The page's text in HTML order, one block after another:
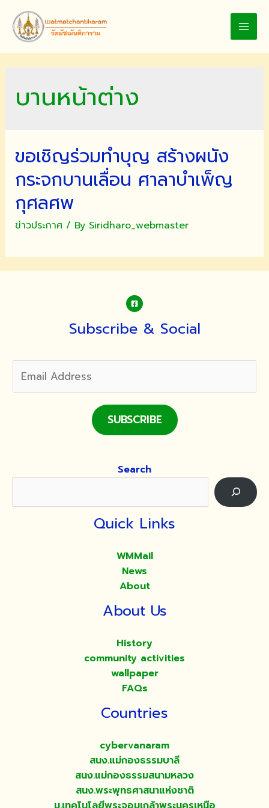
content
บานหน้าต่าง
ขอเชิญร่วมทำบุญ สร้างผนัง
กระจกบานเลื่อน ศาลาบำเพ็ญ
กุศลศพ
ข่าวประกาศ/ By Siridharo_webmaster
Subscribe & Social
SUBSCRIBE
Search
Quick Links
WMMail
News
About
About Us
History
community activities
wallpaper
FAQs
Countries
cybervanaram
สนง.แม่กองธรรมบาลี
สนง.แม่กองธรรมสนามหลวง
สนง.พระพุทธศาสนาแห่งชาติ